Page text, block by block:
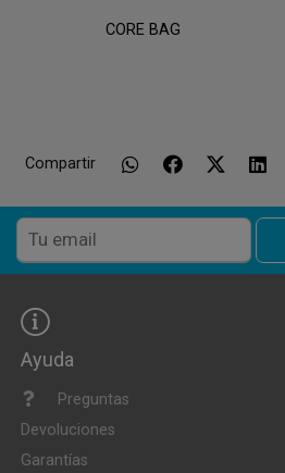
CORE BAG
Compartir
Ayuda
Preguntas
Devoluciones
Garantías